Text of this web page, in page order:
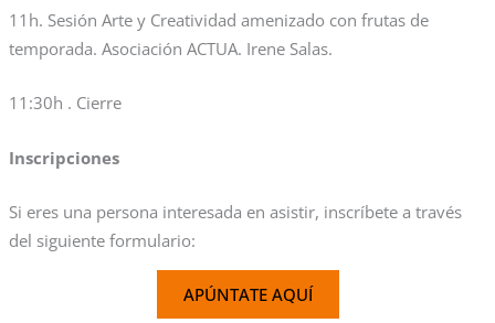
11h. Sesión Arte y Creatividad amenizado con frutas de
temporada. Asociación ACTUA. Irene Salas.
11:30h . Cierre
Inscripciones
Si eres una persona interesada en asistir, inscríbete a través
del siguiente formulario:
APÚNTATE AQUÍ